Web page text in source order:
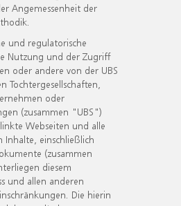
Angemessenheit der
und regulatorische
Nutzung und der Zugriff
oder andere von der UBS
Tochtergesellschaften,
oder
(zusammen "UBS")
Webseiten und alle
Inhalte, einschließlich
(zusammen
diesem
und allen anderen
Die hierin